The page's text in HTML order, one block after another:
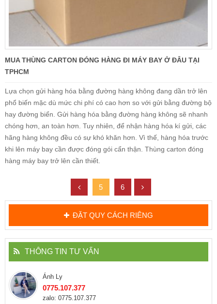
MUA THÙNG CARTON ĐÓNG HÀNG ĐI MÁY BAY Ở ĐÂU TẠI
TPHCM
Lựa chọn gửi hàng hóa bằng đường hàng không đang dần trở lên
phổ biến mặc dù mức chi phí có cao hơn so với gửi bằng đường bộ
hay đường biển. Gửi hàng hóa bằng đường hàng không sẽ nhanh
chóng hơn, an toàn hơn. Tuy nhiên, để nhận hàng hóa kí gửi, các
hãng hàng không đều có sự khó khăn hơn. Vì thế, hàng hóa trước
khi lên máy bay cần được đóng gói cẩn thận. Thùng carton đóng
hàng máy bay trở lên cần thiết.
5 6
ĐẶT QUY CÁCH RIÊNG
THÔNG TIN TƯ VẤN
Ánh Ly
0775.107.377
zalo: 0775.107.377